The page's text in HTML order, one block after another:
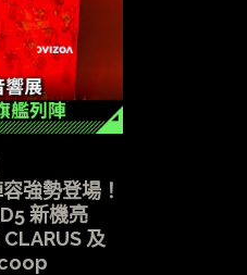
強勢登場！
新機亮
及